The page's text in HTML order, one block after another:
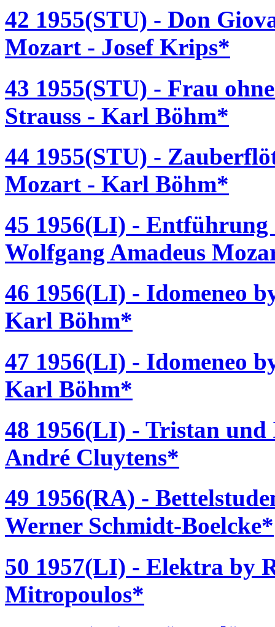
42 1955(STU) - Don
Mozart - Josef Krips*
43 1955(STU) - Frau
Strauss - Karl Böhm*
44 1955(STU) -
Mozart - Karl Böhm*
45 1956(LI) - Entführung
Wolfgang Amadeus
46 1956(LI) - Idomeneo
Karl Böhm*
47 1956(LI) - Idomeneo
Karl Böhm*
48 1956(LI) - Tristan
André Cluytens*
49 1956(RA) -
Werner Schmidt-Boelcke*
50 1957(LI) - Elektra by
Mitropoulos*